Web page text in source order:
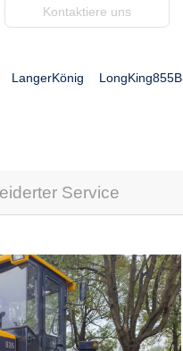
Kontaktiere uns
LangerKönig
LongKing855B
Service